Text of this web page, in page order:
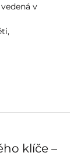
v
klíče –